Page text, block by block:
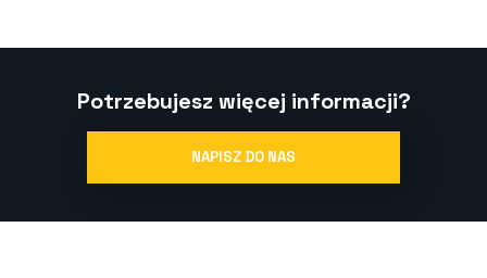
Potrzebujesz więcej informacji?
NAPISZ DO NAS